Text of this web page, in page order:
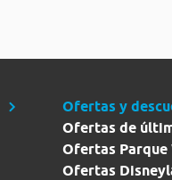
Ofertas y
Ofertas de
Ofertas Parque
Ofertas